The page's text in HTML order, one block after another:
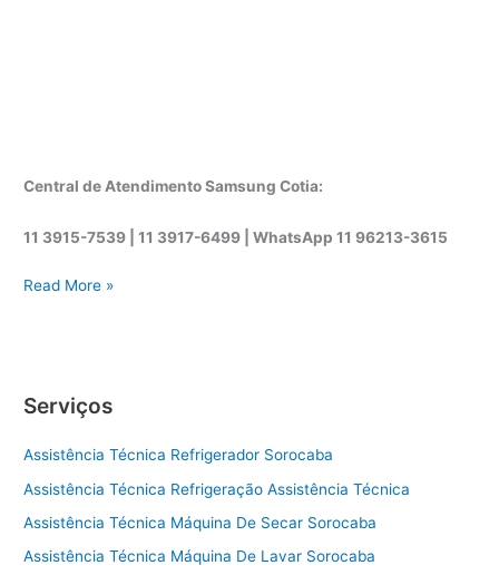
Central de Atendimento Samsung Cotia:
11 3915-7539 | 11 3917-6499 |WhatsApp11 96213-3615
A
t
n
c
a
t
Read More »
Serviços
Assistência Técnica Refrigerador Sorocaba
Assistência Técnica Refrigeração Assistência Técnica
Assistência Técnica Máquina De Secar Sorocaba
Assistência Técnica Máquina De Lavar Sorocaba